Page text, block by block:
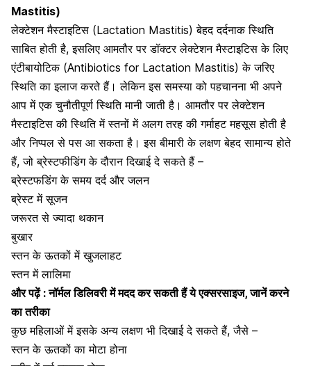
Mastitis)
लेक्टेशन मैस्टाइटिस (Lactation Mastitis) बेहद दर्दनाक स्थिति
साबित होती है, इसलिए आमतौर पर डॉक्टर लेक्टेशन मैस्टाइटिस के लिए
एंटीबायोटिक (Antibiotics for Lactation Mastitis) के जरिए
स्थिति का इलाज करते हैं। लेकिन इस समस्या को पहचानना भी अपने
आप में एक चुनौतीपूर्ण स्थिति मानी जाती है। आमतौर पर लेक्टेशन
मैस्टाइटिस की स्थिति मेंस्तनों में अलग तरह की गर्माहटमहसूस होती है
और निप्पल से पस आ सकता है। इस बीमारी के लक्षण बेहद सामान्य होते
हैं, जो ब्रेस्टफीडिंग के दौरान दिखाई दे सकते हैं –
ब्रेस्टफडिंग के समय दर्द और जलन
ब्रेस्ट में सूजन
जरूरत से ज्यादा थकान
बुखार
स्तन के ऊतकों में खुजलाहट
स्तन में लालिमा
और पढ़ें :नॉर्मल डिलिवरी में मदद कर सकती हैं ये एक्सरसाइज, जानें करने
का तरीका
कुछ महिलाओं में इसके अन्य लक्षण भी दिखाई दे सकते हैं, जैसे –
स्तन के ऊतकों का मोटा होना